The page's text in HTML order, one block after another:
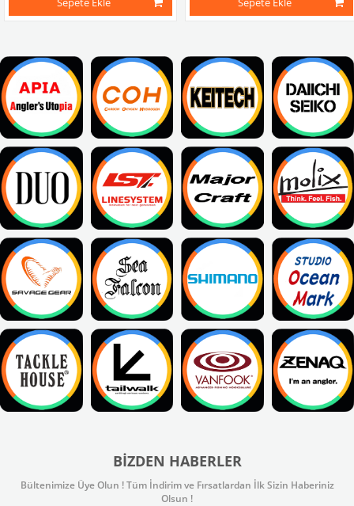
BIZDEN HABERLER
Bültenimize Üye Olun ! Tüm İndirim ve Fırsatlardan İlk Sizin Haberiniz
Olsun !